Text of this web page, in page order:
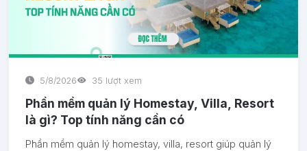
5/8/2026 35 lượt xem
Phần mềm quản lý Homestay, Villa, Resort
là gì? Top tính năng cần có
Phần mềm quản lý homestay, villa, resort giúp quản lý